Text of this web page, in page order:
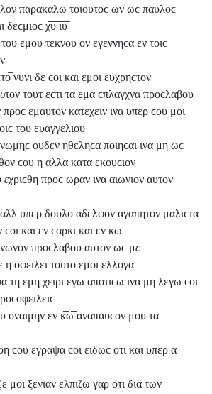
παρακαλω τοιουτοϲ ων ωϲ παυλοϲ
δεϲμιοϲ χ̅υ̅ ι̅υ̅
εμου τεκνου ον εγεννηϲα εν τοιϲ
νυνι δε ϲοι και εμοι ευχρηϲτον
υτον τουτ εϲτι τα εμα ϲπλαγχνα προϲλαβου
εμαυτον κατεχειν ινα υπερ ϲου μοι
του ευαγγελιου
ουδεν ηθεληϲα ποιηϲαι ινα μη ωϲ
ϲου η αλλα κατα εκουϲιον
εχριϲθη προϲ ωραν ινα αιωνιον αυτον
υπερ δουλο̅ αδελφον αγαπητον μαλιϲτα
και εν ϲαρκι και εν κ̅ω̅
προϲλαβου αυτον ωϲ με
η οφειλει τουτο εμοι ελλογα
τη εμη χειρι εγω αποτιϲω ινα μη λεγω ϲοι
οναιμην εν κ̅ω̅ αναπαυϲον μου τα
ϲου εγραψα ϲοι ειδωϲ οτι και υπερ α
μοι ξενιαν ελπιζω γαρ οτι δια των